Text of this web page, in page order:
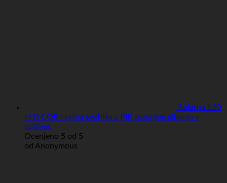
Solarna 120
LED COB cestna svetilka s PIR sezorjem gibanja +
daljinec
Ocenjeno 5 od 5
od Anonymous